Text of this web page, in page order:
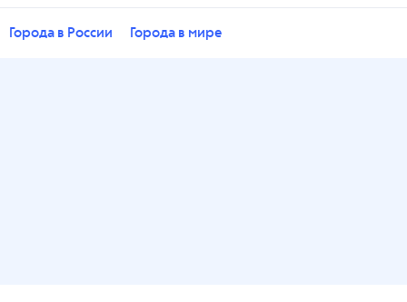
Города в России Города в мире